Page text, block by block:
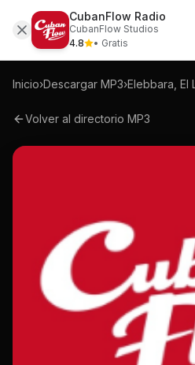
Mp3 Elebbara-
Inicio›Descargar MP3›Elebbara, El
Volver al directorio MP3
CubanFlow Radio
CubanFlow Studios
4.8
• Gratis